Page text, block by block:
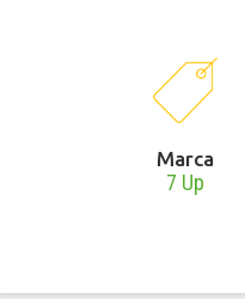
Marca
7 Up